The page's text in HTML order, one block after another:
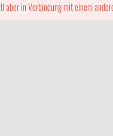
aber in Verbindung mit einem